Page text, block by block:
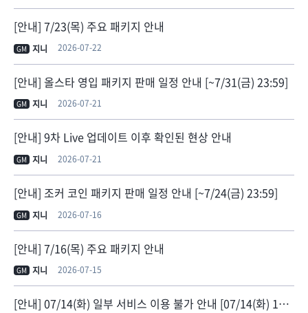
[안내] 7/23(목) 주요 패키지 안내
GM 지니 2026-07-22
[안내] 올스타 영입 패키지 판매 일정 안내 [~7/31(금) 23:59]
GM 지니 2026-07-21
[안내] 9차 Live 업데이트 이후 확인된 현상 안내
GM 지니 2026-07-21
[안내] 조커 코인 패키지 판매 일정 안내 [~7/24(금) 23:59]
GM 지니 2026-07-16
[안내] 7/16(목) 주요 패키지 안내
GM 지니 2026-07-15
[안내] 07/14(화) 일부 서비스 이용 불가 안내 [07/14(화) 14:50 정상화]